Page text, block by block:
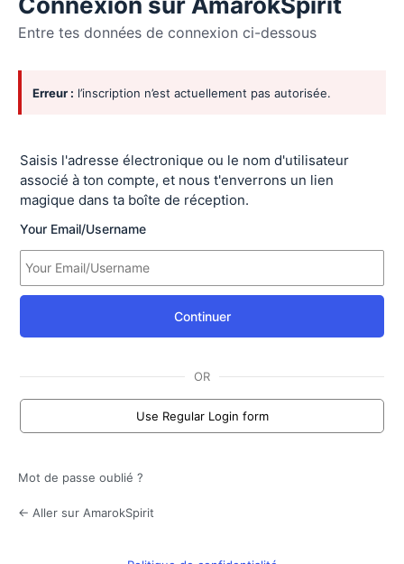
Entre tes données de connexion ci-dessous
Se
connecter
Erreur : l’inscription n’est actuellement pas autorisée.
Saisis l'adresse électronique ou le nom d'utilisateur
associé à ton compte, et nous t'enverrons un lien
magique dans ta boîte de réception.
Your Email/Username
Continuer
OR
Use Regular Login form
Mot de passe oublié ?
← Aller sur AmarokSpirit